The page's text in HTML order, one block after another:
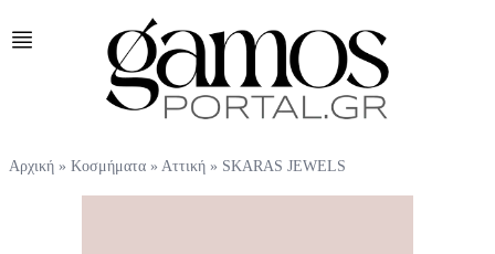
Αρχική » Κοσμήματα » Αττική » SKARAS JEWELS